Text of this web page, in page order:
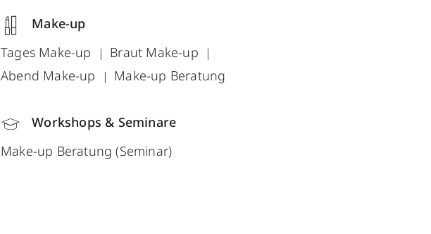
Make-up
Tages Make-up
Braut Make-up
Abend Make-up
Make-up Beratung
Workshops & Seminare
Make-up Beratung (Seminar)